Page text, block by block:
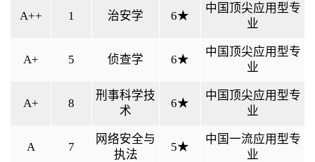
A++ 1 治安学 6★
中国顶尖应用型专
业
A+ 5 侦查学 6★
中国顶尖应用型专
业
A+ 8
刑事科学技
术
6★
中国顶尖应用型专
业
A 7
网络安全与
执法
5★
中国一流应用型专
业